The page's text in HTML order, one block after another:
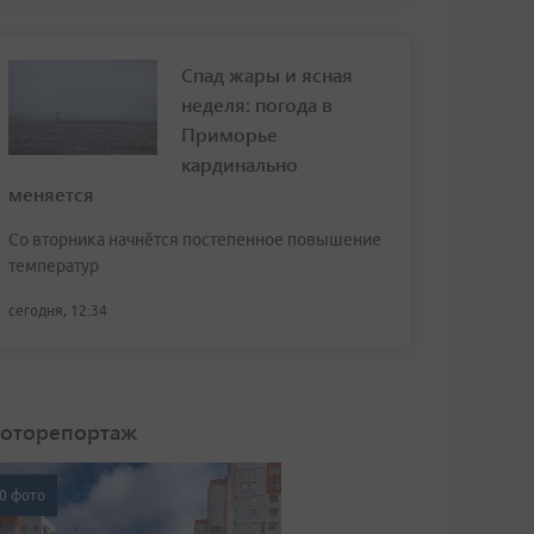
Спад жары и ясная
неделя: погода в
Приморье
кардинально
меняется
Со вторника начнётся постепенное повышение
температур
сегодня, 12:34
фото